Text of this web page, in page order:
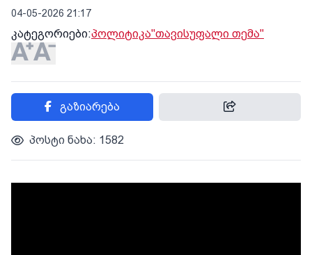
04-05-2026 21:17
კატეგორიები:პოლიტიკა"თავისუფალი თემა"
გაზიარება
პოსტი ნახა: 1582